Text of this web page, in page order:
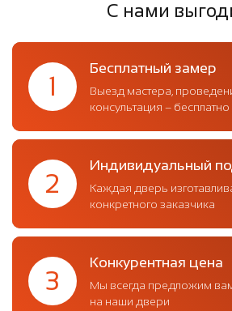
С нами
1
Бесплатный замер
Выезд мастера,
консультация – бесплатно
2
Индивидуальный
Каждая дверь
конкретного заказчика
3
Конкурентная цена
Мы всегда предложим
на наши двери